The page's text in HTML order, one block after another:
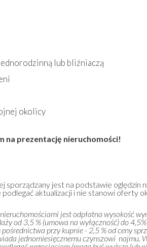
lub bliźniaczą
okolicy
na prezentację nieruchomości!
jest na podstawie oględzin
aktualizacji i nie stanowi oferty
jest odpłatna wysokość
od 3,5 % (umowa na wyłączność) do
przy kupnie - 2,5 % od ceny
jednomiesięcznemu czynszowi najmu.